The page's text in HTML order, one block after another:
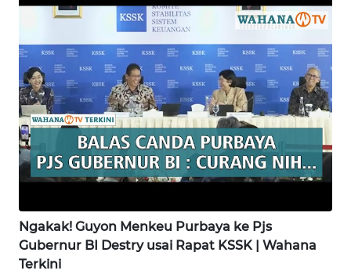
Ngakak! Guyon Menkeu Purbaya ke Pjs
Gubernur BI Destry usai Rapat KSSK | Wahana
Terkini
WAHANA
WAHANA
ADVOKAT
WAHANA
INFRASTRUKTUR
WAHANA
WAHANA
LISTRIK